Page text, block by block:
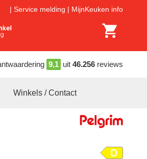
Service melding MijnKeuken info
9,1 uit 46.256 reviews
Winkels / Contact
D